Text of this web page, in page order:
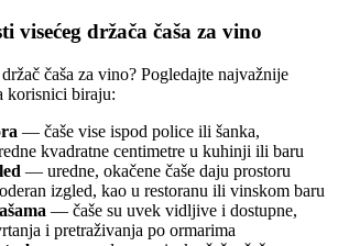
visećeg držača čaša za vino
čaša za vino? Pogledajte najvažnije
korisnici biraju:
— čaše vise ispod police ili šanka,
kvadratne centimetre u kuhinji ili baru
— uredne, okačene čaše daju prostoru
izgled, kao u restoranu ili vinskom baru
— čaše su uvek vidljive i dostupne,
i pretraživanja po ormarima